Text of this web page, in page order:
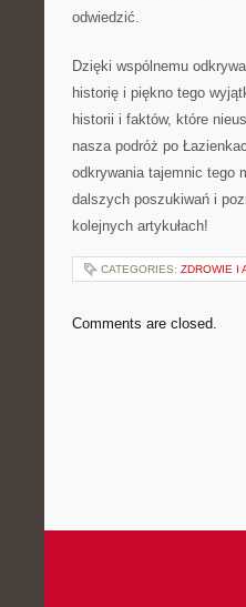
odwiedzić.
Dzięki​ wspólnemu
historię i⁢ piękno tego
historii i faktów, które
nasza podróż po
odkrywania‍ tajemnic ⁤tego
dalszych poszukiwań i
kolejnych​ artykułach!
CATEGORIES: ZDROWIE I
Comments are closed.